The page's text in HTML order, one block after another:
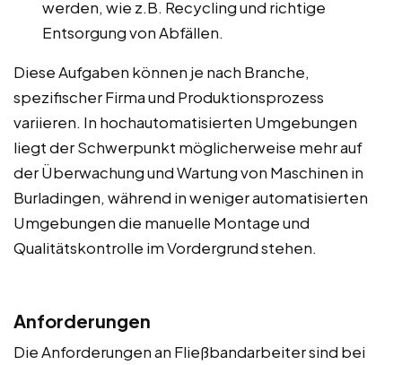
werden, wie z.B. Recycling und richtige
Entsorgung von Abfällen.
Diese Aufgaben können je nach Branche,
spezifischer Firma und Produktionsprozess
variieren. In hochautomatisierten Umgebungen
liegt der Schwerpunkt möglicherweise mehr auf
der Überwachung und Wartung von Maschinen in
Burladingen, während in weniger automatisierten
Umgebungen die manuelle Montage und
Qualitätskontrolle im Vordergrund stehen.
Anforderungen
Die Anforderungen an Fließbandarbeiter sind bei